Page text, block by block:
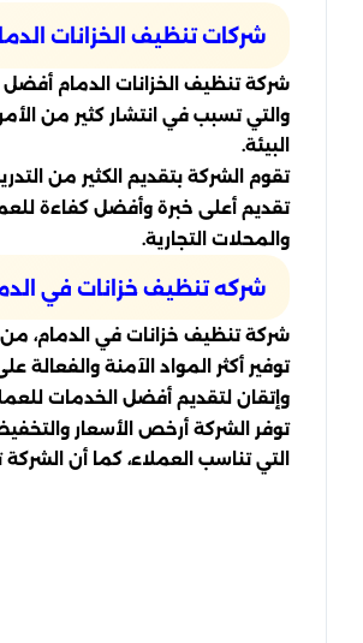
شركات تنظيف الخزانات
شركة تنظيف الخزانات الدمام أفضل
والتي تسبب في انتشار كثير من
البيئة.
تقوم الشركة بتقديم الكثير من
تقديم أعلى خبرة وأفضل كفاءة
والمحلات التجارية.
شركه تنظيف خزانات في
شركة تنظيف خزانات في الدمام، من
توفير أكثر المواد الآمنة
وإتقان لتقديم أفضل الخدمات
توفر الشركة أرخص الأسعار
التي تناسب العملاء، كما أن